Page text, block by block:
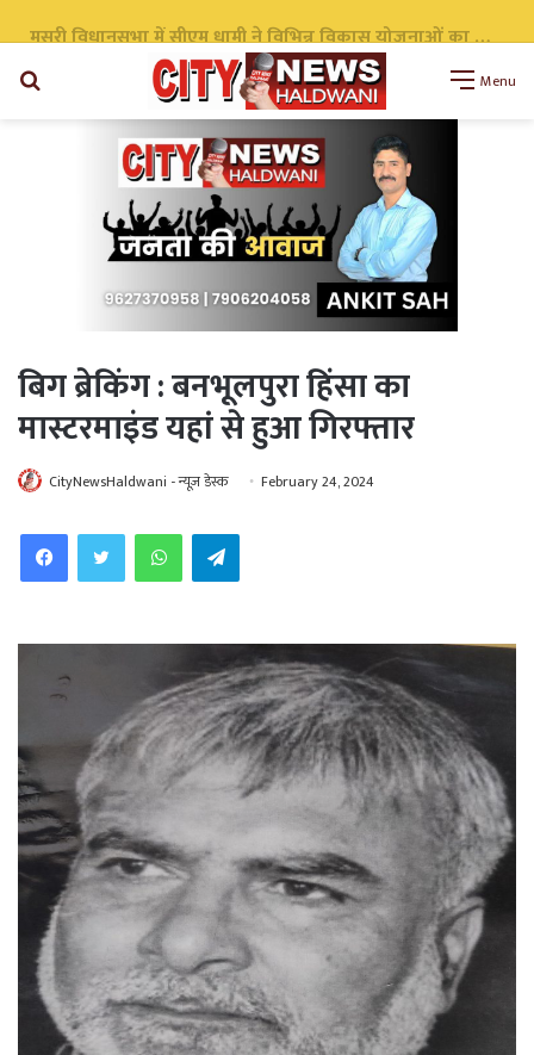
Menu
बिग ब्रेकिंग : बनभूलपुरा हिंसा का
मास्टरमाइंड यहां से हुआ गिरफ्तार
CityNewsHaldwani - न्यूज़ डेस्क February 24, 2024
WhatsAppTelegram